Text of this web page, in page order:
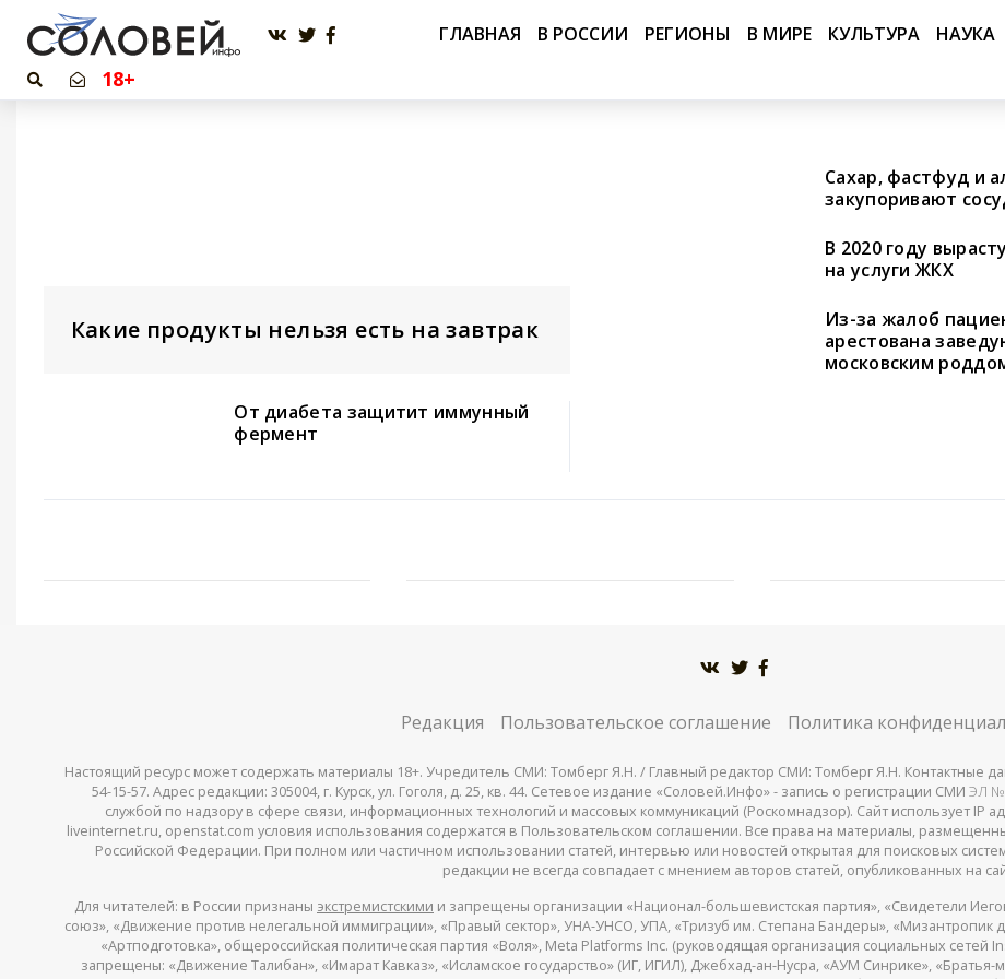
ГЛАВНАЯ В РОССИИ РЕГИОНЫ В МИРЕ КУЛЬТУРА НАУКА
18+
Какие продукты нельзя есть на завтрак
Сахар, фастфуд и
закупоривают
В 2020 году
на услуги ЖКХ
Из-за жалоб
арестована
московским
От диабета защитит иммунный
фермент
Редакция Пользовательское соглашение Политика
Настоящий ресурс может содержать материалы 18+. Учредитель СМИ: Томберг Я.Н. / Главный редактор СМИ: Томберг Я.Н. Контактные
54-15-57. Адрес редакции: 305004, г. Курск, ул. Гоголя, д. 25, кв. 44. Сетевое издание «Соловей.Инфо» - запись о регистрации СМИ ЭЛ №
службой по надзору в сфере связи, информационных технологий и массовых коммуникаций (Роскомнадзор). Сайт использует IP
liveinternet.ru, openstat.com условия использования содержатся в Пользовательском соглашении. Все права на материалы,
Российской Федерации. При полном или частичном использовании статей, интервью или новостей открытая для поисковых
редакции не всегда совпадает с мнением авторов статей, опубликованных на
Для читателей: в России признаны экстремистскими и запрещены организации «Национал-большевистская партия», «Свидетели
союз», «Движение против нелегальной иммиграции», «Правый сектор», УНА-УНСО, УПА, «Тризуб им. Степана Бандеры», «Мизантропик
«Артподготовка», общероссийская политическая партия «Воля», Meta Platforms Inc. (руководящая организация социальных сетей
запрещены: «Движение Талибан», «Имарат Кавказ», «Исламское государство» (ИГ, ИГИЛ), Джебхад-ан-Нусра, «АУМ Синрике», «Братья-